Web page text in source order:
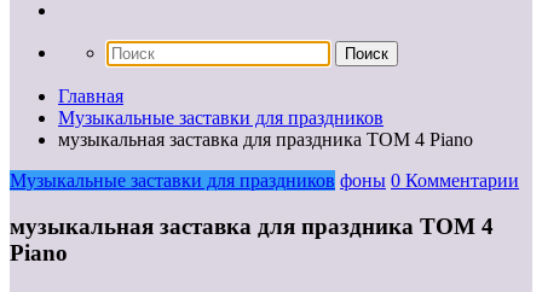
Главная
Музыкальные заставки для праздников
музыкальная заставка для праздника ТОМ 4 Piano
Музыкальные заставки для праздников фоны 0 Комментарии
музыкальная заставка для праздника ТОМ 4
Piano